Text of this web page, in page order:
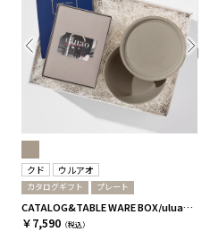
クド ウルアオ
カタログギフト プレート
CATALOG&TABLE WARE BOX/uluao/9°/茶大色/全5種 アウレリアーナ
￥7,590 （税込）